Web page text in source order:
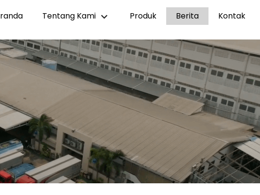
Tentang Kami Produk Berita Kontak